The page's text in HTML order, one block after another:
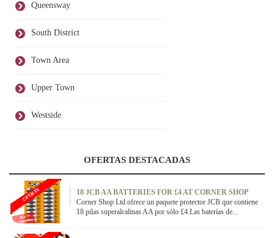
Queensway
South District
Town Area
Upper Town
Westside
OFERTAS DESTACADAS
18 JCB AA BATTERIES FOR £4 AT CORNER SHOP
Corner Shop Ltd ofrece un paquete protector JCB que contiene
18 pilas superalcalinas AA por sólo £4.Las baterías de...
OFERTA